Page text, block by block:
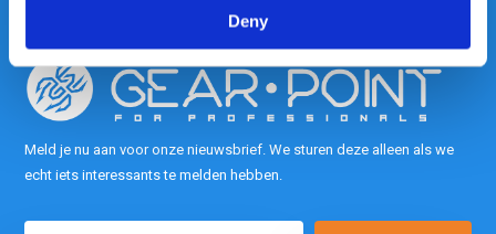
Deny
Meld je nu aan voor onze nieuwsbrief. We sturen deze alleen als we
echt iets interessants te melden hebben.